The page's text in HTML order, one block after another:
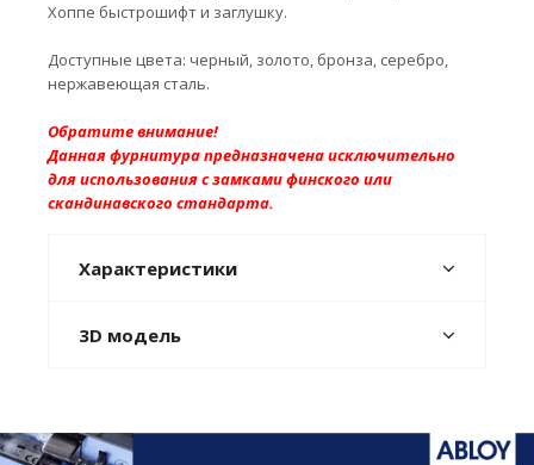
Хоппе быстрошифт и заглушку.
Доступные цвета: черный, золото, бронза, серебро,
нержавеющая сталь.
Обратите внимание!
Данная фурнитура предназначена исключительно
для использования с замками финского или
скандинавского стандарта.
Характеристики
3D модель